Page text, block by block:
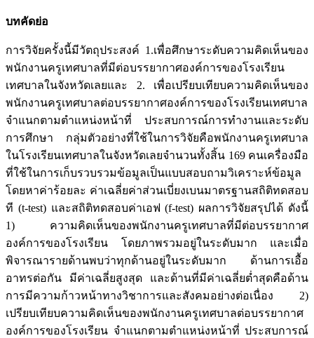
บทคัดย่อ
การวิจัยครั้งนี้มีวัตถุประสงค์ 1.เพื่อศึกษาระดับความคิดเห็นของ
พนักงานครูเทศบาลที่มีต่อบรรยากาศองค์การของโรงเรียน
เทศบาลในจังหวัดเลยและ 2. เพื่อเปรียบเทียบความคิดเห็นของ
พนักงานครูเทศบาลต่อบรรยากาศองค์การของโรงเรียนเทศบาล
จำแนกตามตำแหน่งหน้าที่ ประสบการณ์การทำงานและระดับ
การศึกษา กลุ่มตัวอย่างที่ใช้ในการวิจัยคือพนักงานครูเทศบาล
ในโรงเรียนเทศบาลในจังหวัดเลยจำนวนทั้งสิ้น 169 คนเครื่องมือ
ที่ใช้ในการเก็บรวบรวมข้อมูลเป็นแบบสอบถามวิเคราะห์ข้อมูล
โดยหาค่าร้อยละ ค่าเฉลี่ยค่าส่วนเบี่ยงเบนมาตรฐานสถิติทดสอบ
ที (t-test) และสถิติทดสอบค่าเอฟ (f-test) ผลการวิจัยสรุปได้ ดังนี้
1) ความคิดเห็นของพนักงานครูเทศบาลที่มีต่อบรรยากาศ
องค์การของโรงเรียน โดยภาพรวมอยู่ในระดับมาก และเมื่อ
พิจารณารายด้านพบว่าทุกด้านอยู่ในระดับมาก ด้านการเอื้อ
อาทรต่อกัน มีค่าเฉลี่ยสูงสุด และด้านที่มีค่าเฉลี่ยต่ำสุดคือด้าน
การมีความก้าวหน้าทางวิชาการและสังคมอย่างต่อเนื่อง 2)
เปรียบเทียบความคิดเห็นของพนักงานครูเทศบาลต่อบรรยากาศ
องค์การของโรงเรียน จำแนกตามตำแหน่งหน้าที่ ประสบการณ์